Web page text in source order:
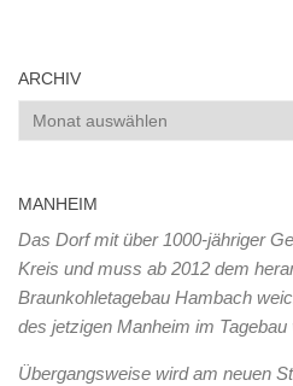
ARCHIV
Archiv
MANHEIM
Das Dorf mit über 1000-jähriger
Kreis und muss ab 2012 dem
Braunkohletagebau Hambach
des jetzigen Manheim im
Übergangsweise wird am neuen